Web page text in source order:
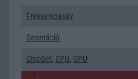
Frekvenciasáv
Generáció
ChipSet, CPU, GPU